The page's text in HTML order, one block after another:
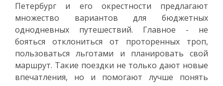
Петербург и его окрестности предлагают
множество вариантов для бюджетных
однодневных путешествий. Главное - не
бояться отклониться от проторенных троп,
пользоваться льготами и планировать свой
маршрут. Такие поездки не только дают новые
впечатления, но и помогают лучше понять